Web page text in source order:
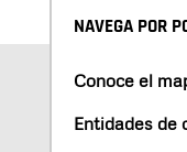
NAVEGA POR
Conoce el
Entidades de